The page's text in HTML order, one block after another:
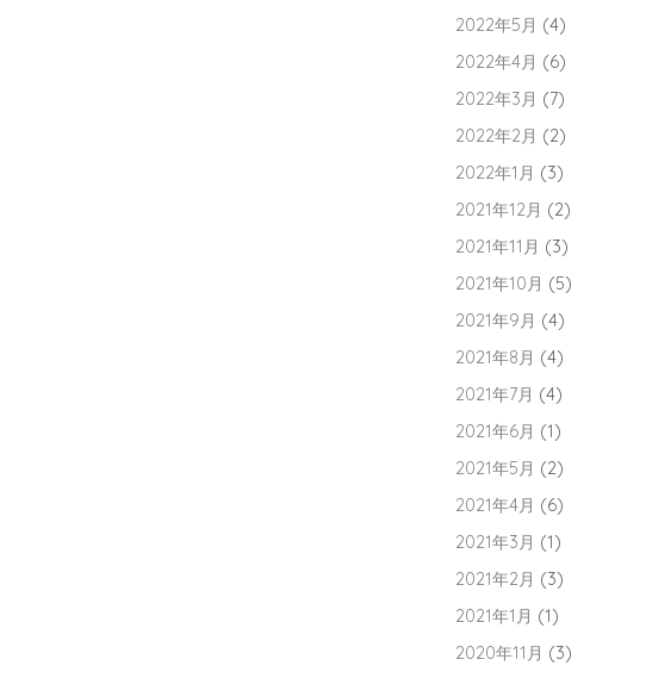
2022年5月 (4)
2022年4月 (6)
2022年3月 (7)
2022年2月 (2)
2022年1月 (3)
2021年12月 (2)
2021年11月 (3)
2021年10月 (5)
2021年9月 (4)
2021年8月 (4)
2021年7月 (4)
2021年6月 (1)
2021年5月 (2)
2021年4月 (6)
2021年3月 (1)
2021年2月 (3)
2021年1月 (1)
2020年11月 (3)